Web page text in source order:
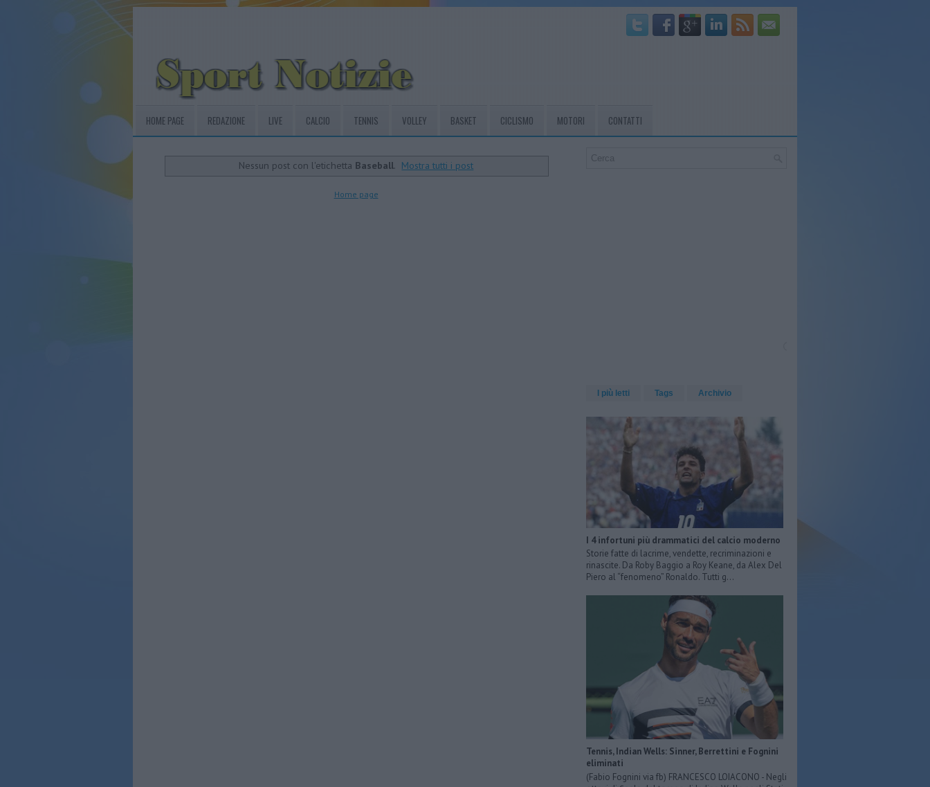
HOME PAGE REDAZIONE LIVE CALCIO TENNIS VOLLEY BASKET CICLISMO MOTORI CONTATTI
Nessun post con l'etichetta Baseball. Mostra tutti i post
Home page
I più letti Tags Archivio
I 4 infortuni più drammatici del calcio moderno
Storie fatte di lacrime, vendette, recriminazioni e
rinascite. Da Roby Baggio a Roy Keane, da Alex Del
Piero al “fenomeno” Ronaldo. Tutti g...
Tennis, Indian Wells: Sinner, Berrettini e Fognini
eliminati
(Fabio Fognini via fb) FRANCESCO LOIACONO - Negli